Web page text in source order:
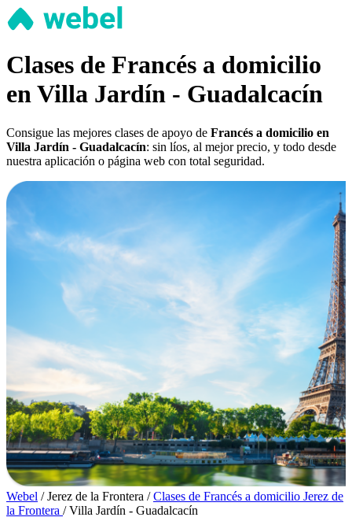
Clases de Francés a domicilio
en Villa Jardín - Guadalcacín
Consigue las mejores clases de apoyo de Francés a domicilio en
Villa Jardín - Guadalcacín: sin líos, al mejor precio, y todo desde
nuestra aplicación o página web con total seguridad.
Webel / Jerez de la Frontera / Clases de Francés a domicilio Jerez de
la Frontera / Villa Jardín - Guadalcacín